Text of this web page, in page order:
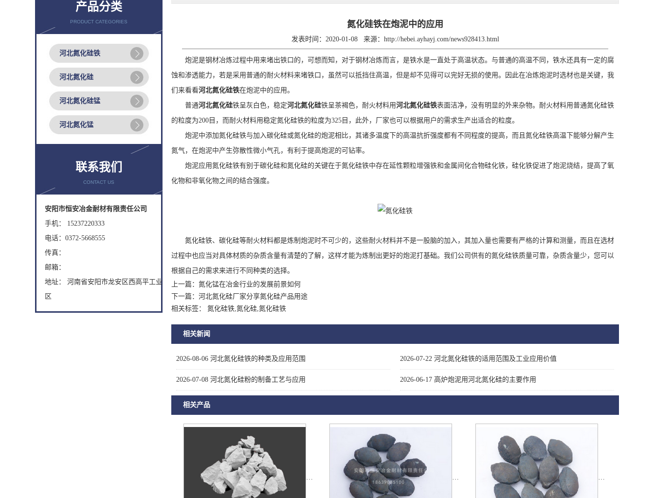
产品分类
PRODUCT CATEGORIES
河北氮化硅铁
河北氮化硅
河北氮化硅锰
河北氮化锰
联系我们
CONTACT US
安阳市恒安冶金耐材有限责任公司
手机： 15237220333
电话：0372-5668555
传真：
邮箱：
地址： 河南省安阳市龙安区西高平工业
区
氮化硅铁在炮泥中的应用
发表时间：2020-01-08 来源： http://hebei.ayhayj.com/news928413.html
炮泥是钢材冶炼过程中用来堵出铁口的，可想而知，对于钢材冶炼而言，是铁水是一直处于高温状态。与普通的高温不同，铁水还具有一定的腐
蚀和渗透能力，若是采用普通的耐火材料来堵铁口，虽然可以抵挡住高温，但是却不见得可以完好无损的使用。因此在冶炼炮泥时选材也是关键，我
们来看看河北氮化硅铁在炮泥中的应用。
普通河北氮化硅铁呈灰白色，稳定河北氮化硅铁呈茶褐色，耐火材料用河北氮化硅铁表面洁净，没有明显的外来杂物。耐火材料用普通氮化硅铁
的粒度为200目，而耐火材料用稳定氮化硅铁的粒度为325目，此外，厂家也可以根据用户的需求生产出适合的粒度。
炮泥中添加氮化硅铁与加入碳化硅或氮化硅的炮泥相比，其诸多温度下的高温抗折强度都有不同程度的提高，而且氮化硅铁高温下能够分解产生
氮气，在炮泥中产生弥散性微小气孔，有利于提高炮泥的可钻率。
炮泥应用氮化硅铁有别于碳化硅和氮化硅的关键在于氮化硅铁中存在延性颗粒增强铁和金属间化合物硅化铁，硅化铁促进了炮泥烧结，提高了氧
化物和非氧化物之间的结合强度。
氮化硅铁、碳化硅等耐火材料都是炼制炮泥时不可少的，这些耐火材料并不是一股脑的加入，其加入量也需要有严格的计算和测量，而且在选材
过程中也应当对具体材质的杂质含量有清楚的了解，这样才能为炼制出更好的炮泥打基础。我们公司供有的氮化硅铁质量可靠，杂质含量少，您可以
根据自己的需求来进行不同种类的选择。
上一篇： 氮化锰在冶金行业的发展前景如何
下一篇： 河北氮化硅厂家分享氮化硅产品用途
相关标签： 氮化硅铁,氮化硅,氮化硅铁
相关新闻
2026-08-06 河北氮化硅铁的种类及应用范围 2026-07-22 河北氮化硅铁的适用范围及工业应用价值
2026-07-08 河北氮化硅粉的制备工艺与应用 2026-06-17 高炉炮泥用河北氮化硅的主要作用
相关产品